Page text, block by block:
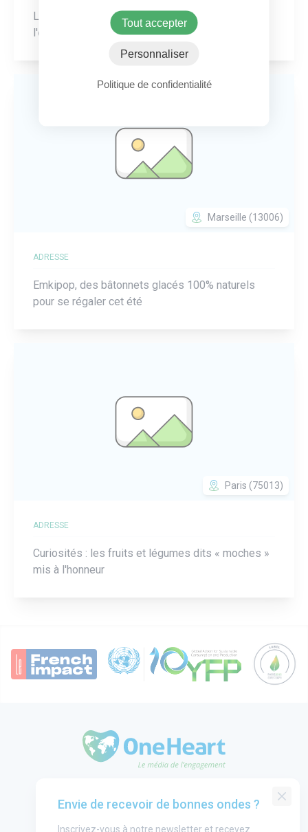
Le Présage, premier restaurant à fonctionner à
l'énergie solaire en Europe
Marseille (13006)
ADRESSE
Emkipop, des bâtonnets glacés 100% naturels
pour se régaler cet été
Paris (75013)
ADRESSE
Curiosités : les fruits et légumes dits « moches »
mis à l'honneur
Groupe One Heart
Envie de recevoir de bonnes ondes ?
Inscrivez-vous à notre newsletter et recevez
Tout accepter
Personnaliser
Politique de confidentialité